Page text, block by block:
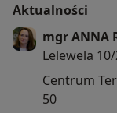
Aktualności
mgr ANNA
Lelewela
Centrum
50